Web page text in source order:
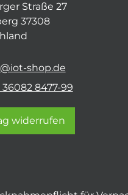
Straße 27
37308
shop.de
36082 8477-99
widerrufen